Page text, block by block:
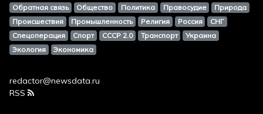
Обратная связь
Общество Политика Правосудие
Природа
Происшествия
Промышленность Религия Россия
СНГ
Спецоперация
Спорт СССР 2.0 Транспорт
Украина
Экология
Экономика
redactor@newsdata.ru
RSS